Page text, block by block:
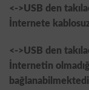
<->USB den
İnternete
<->USB den
İnternetin